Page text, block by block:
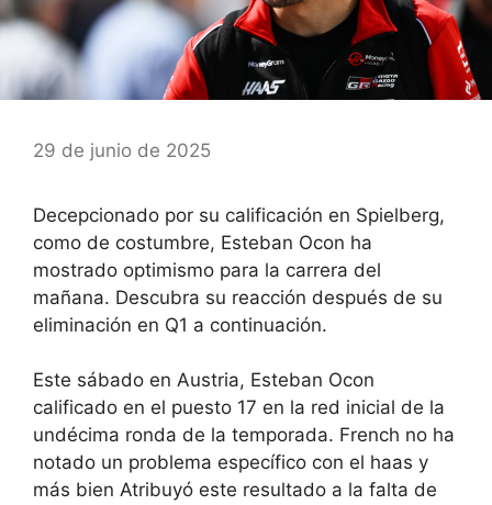
29 de junio de 2025
Decepcionado por su calificación en Spielberg,
como de costumbre, Esteban Ocon ha
mostrado optimismo para la carrera del
mañana. Descubra su reacción después de su
eliminación en Q1 a continuación.
Este sábado en Austria, Esteban Ocon
calificado en el puesto 17 en la red inicial de la
undécima ronda de la temporada. French no ha
notado un problema específico con el haas y
más bien Atribuyó este resultado a la falta de